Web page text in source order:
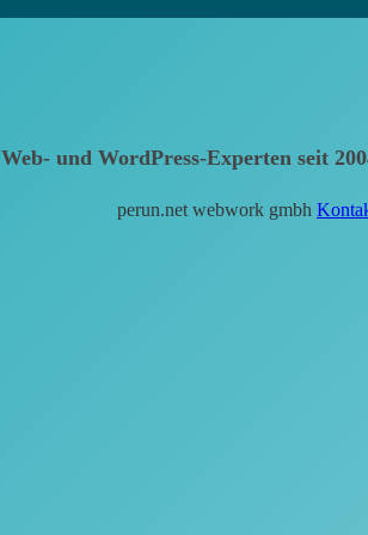
Web- und WordPress-Experten seit
perun.net webwork gmbh